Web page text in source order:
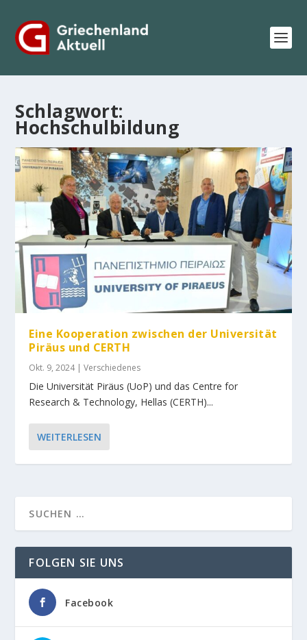
Schlagwort:
Hochschulbildung
Eine Kooperation zwischen der Universität
Piräus und CERTH
Okt. 9, 2024|Verschiedenes
Die Universität Piräus (UoP) und das Centre for
Research & Technology, Hellas (CERTH)...
WEITERLESEN
FOLGEN SIE UNS
Facebook